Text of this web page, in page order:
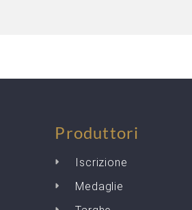
Produttori
Iscrizione
Medaglie